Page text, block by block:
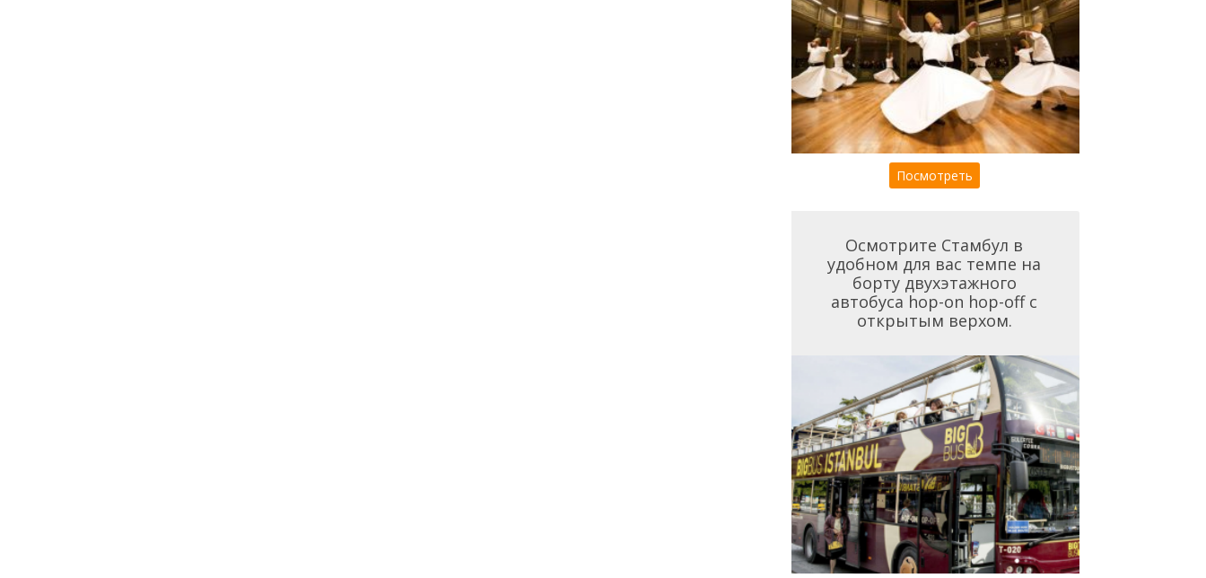
Посмотреть
Осмотрите Стамбул в
удобном для вас темпе на
борту двухэтажного
автобуса hop-on hop-off с
открытым верхом.